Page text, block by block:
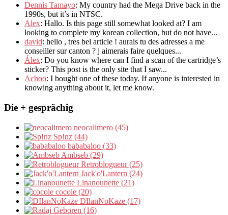
Dennis Tamayo: My country had the Mega Drive back in the
1990s, but it’s in NTSC.
Alex: Hallo. Is this page still somewhat looked at? I am
looking to complete my korean collection, but do not have...
david: hello , tres bel article ! aurais tu des adresses a me
conseiller sur canton ? j aimerais faire quelques...
Álex: Do you know where can I find a scan of the cartridge’s
sticker? This post is the only site that I saw...
Achoo: I bought one of these today. If anyone is interested in
knowing anything about it, let me know.
Die + gesprächig
neocalimero (45)
Sp!nz (44)
bababaloo (33)
Ambseb (29)
Retroblogueur (25)
Jack'o'Lantern (24)
Linanounette (21)
cocole (20)
DIlanNoKaze (17)
Geboren (16)